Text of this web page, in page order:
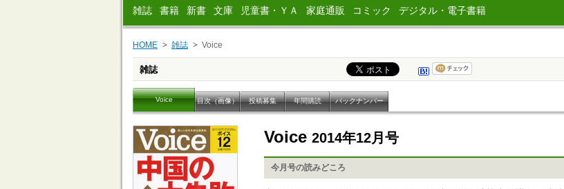
雑誌 書籍 新書 文庫 児童書・ＹＡ 家庭通販 コミック デジタル・電子書籍
HOME 雑誌 Voice
雑誌
Voice 目次（画像） 投稿募集 年間購読 バックナンバー
Voice 2014年12月号
今月号の読みどころ